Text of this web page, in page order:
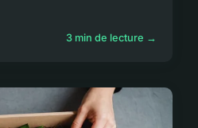
3 min de lecture →